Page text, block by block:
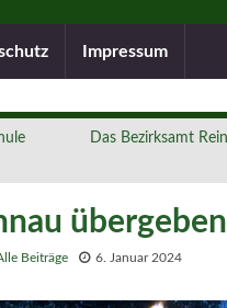
Impressum
Das Bezirksamt
übergeben
Beiträge 6. Januar 2024